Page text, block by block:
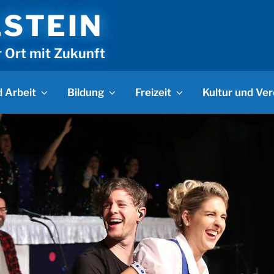
Ort mit Zukunft
Arbeit Bildung Freizeit Kultur und